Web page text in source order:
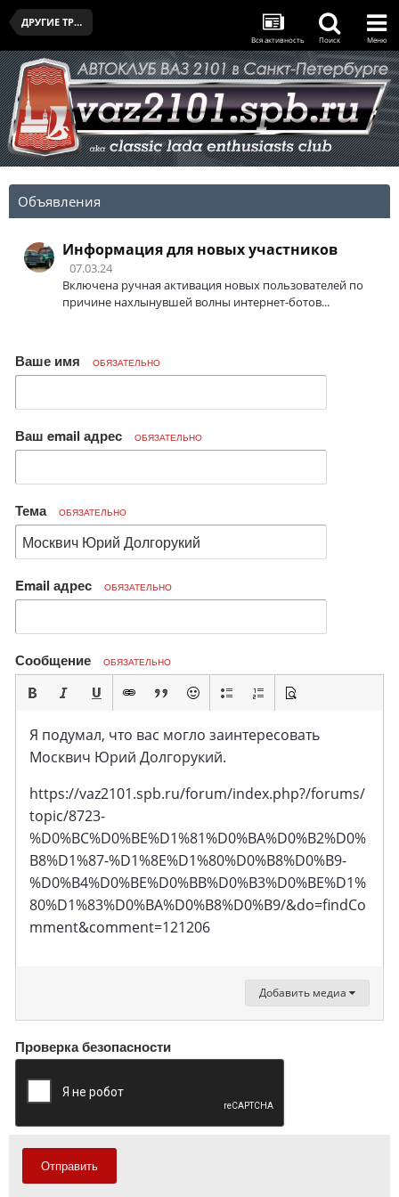
ДРУГИЕ ТРАНСПОРТНЫЕ СРЕДСТВА УЧАСТНИКОВ КЛУБА
Вся активность Поиск Меню
Объявления
Информация для новых участников
07.03.24
Включена ручная активация новых пользователей по
причине нахлынувшей волны интернет-ботов...
Ваше имя ОБЯЗАТЕЛЬНО
Ваш email адрес ОБЯЗАТЕЛЬНО
Тема ОБЯЗАТЕЛЬНО
Email адрес ОБЯЗАТЕЛЬНО
Сообщение ОБЯЗАТЕЛЬНО
Я подумал, что вас могло заинтересовать
Москвич Юрий Долгорукий.
https://vaz2101.spb.ru/forum/index.php?/forums/
topic/8723-
%D0%BC%D0%BE%D1%81%D0%BA%D0%B2%D0%
B8%D1%87-%D1%8E%D1%80%D0%B8%D0%B9-
%D0%B4%D0%BE%D0%BB%D0%B3%D0%BE%D1%
80%D1%83%D0%BA%D0%B8%D0%B9/&do=findCo
mment&comment=121206
Добавить медиа
Проверка безопасности
Отправить